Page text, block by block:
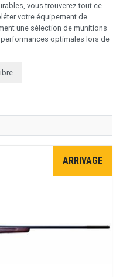
vous trouverez tout ce
votre équipement de
une sélection de munitions
optimales lors de
ARRIVAGE